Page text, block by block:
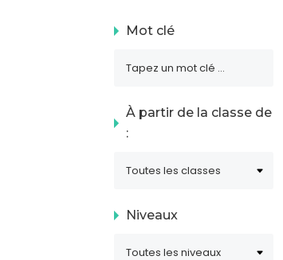
Mot clé
À partir de la classe de
:
Niveaux